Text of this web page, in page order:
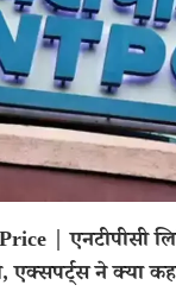
| एनटीपीसी
एक्सपर्ट्स ने क्या